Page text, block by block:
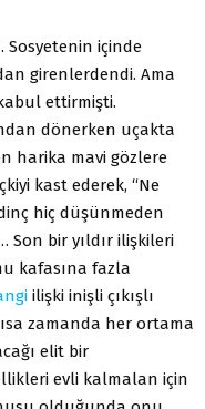
Sosyetenin içinde
girenler­dendi. Ama
ettirmişti.
dönerken uçakta
harika mavi gözlere
kast ederek, “Ne
hiç düşünmeden
Son bir yıldır ilişkileri
kafasına fazla
ilişki inişli çıkışlı
zamanda her ortama
elit bir
evli kalmalan için